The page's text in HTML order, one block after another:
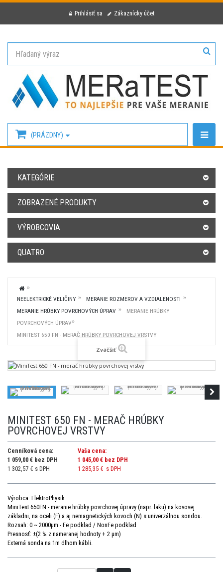
Prihlásiť sa Zákaznícky účet
(PRÁZDNY)
KATEGÓRIE
ZOBRAZENÉ PRODUKTY
VÝROBCOVIA
QUATRO
NEELEKTRICKÉ VELIČINY
MERANIE ROZMEROV A VZDIALENOSTI
MERANIE HRÚBKY POVRCHOVÝCH ÚPRAV
MERANIE HRÚBKY
POVRCHOVÝCH ÚPRAV
MINITEST 650 FN - MERAČ HRÚBKY POVRCHOVEJ VRSTVY
Zväčšiť
MINITEST 650 FN - MERAČ HRÚBKY
POVRCHOVEJ VRSTVY
Cenníková cena:
1 059,00 € bez DPH
1 302,57 € s DPH
Vaša cena:
1 045,00 € bez DPH
1 285,35 € s DPH
Výrobca: ElektroPhysik
MiniTest 650FN - meranie hrúbky povrchovej úpravy (napr. laku) na kovovej
základni, na oceli (F) a aj nemagnetických kovoch (N) s univerzálnou sondou.
Rozsah: 0 ~ 2000µm - Fe podklad / NonFe podklad
Presnosť: ±(2 % z nameranej hodnoty + 2 μm)
Externá sonda na 1m dlhom kábli.